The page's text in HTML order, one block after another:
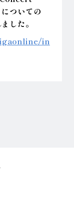
ついての
した。
in